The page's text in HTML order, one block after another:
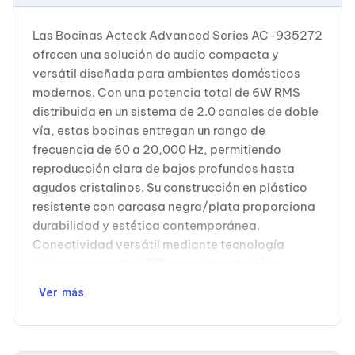
Cableado Estructurado para Servidores
Fuentes de Poder
Enfriamiento para Servidores
Soportes y Paneles
Sistemas Operativos para Servidores
Servidores
Soportes de Datos
Ultrium
Discos Duros / SSD / NAS
Accesorios para Discos Duros
Gabinetes de Discos Duros
Discos Duros Externos
Discos Duros para NAS
Discos Duros para Videovigilancia
Discos Duros para Servidores
Almacenamiento MSA
Discos Duros Internos para Laptop
Las Bocinas Acteck Advanced Series AC-935272
ofrecen una solución de audio compacta y
versátil diseñada para ambientes domésticos
modernos. Con una potencia total de 6W RMS
distribuida en un sistema de 2.0 canales de doble
vía, estas bocinas entregan un rango de
frecuencia de 60 a 20,000 Hz, permitiendo
reproducción clara de bajos profundos hasta
agudos cristalinos. Su construcción en plástico
resistente con carcasa negra/plata proporciona
durabilidad y estética contemporánea.
Conectividad versátil mediante tecnología
Ver más